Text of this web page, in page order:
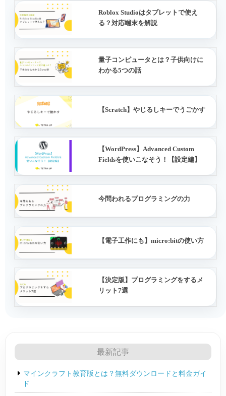
Roblox Studioはタブレットで使え
る？対応端末を解説
量子コンピュータとは？子供向けに
わかる5つの話
【Scratch】やじるしキーでうごかす
【WordPress】Advanced Custom
Fieldsを使いこなそう！【設定編】
今問われるプログラミングの力
【電子工作にも】micro:bitの使い方
【決定版】プログラミングをするメ
リット7選
最新記事
マインクラフト教育版とは？無料ダウンロードと料金ガイ
ド